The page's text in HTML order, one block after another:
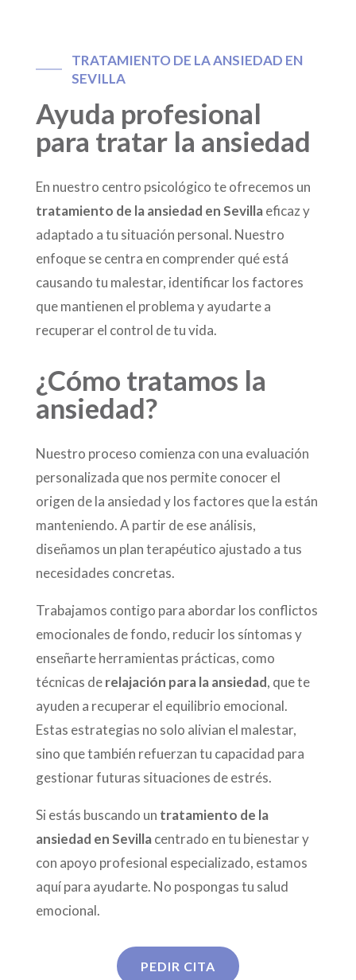
TRATAMIENTO DE LA ANSIEDAD EN
SEVILLA
Ayuda profesional
para tratar la ansiedad
En nuestro centro psicológico te ofrecemos un
tratamiento de la ansiedad en Sevillaeficaz y
adaptado a tu situación personal. Nuestro
enfoque se centra en comprender qué está
causando tu malestar, identificar los factores
que mantienen el problema y ayudarte a
recuperar el control de tu vida.
¿Cómo tratamos la
ansiedad?
Nuestro proceso comienza con una evaluación
personalizada que nos permite conocer el
origen de la ansiedad y los factores que la están
manteniendo. A partir de ese análisis,
diseñamos un plan terapéutico ajustado a tus
necesidades concretas.
Trabajamos contigo para abordar los conflictos
emocionales de fondo, reducir los síntomas y
enseñarte herramientas prácticas, como
técnicas derelajación para la ansiedad, que te
ayuden a recuperar el equilibrio emocional.
Estas estrategias no solo alivian el malestar,
sino que también refuerzan tu capacidad para
gestionar futuras situaciones de estrés.
Si estás buscando un tratamiento de la
ansiedad en Sevillacentrado en tu bienestar y
con apoyo profesional especializado, estamos
aquí para ayudarte. No pospongas tu salud
emocional.
PEDIR CITA